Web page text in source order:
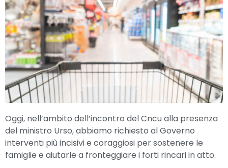
Oggi, nell’ambito dell’incontro del Cncu alla presenza
del ministro Urso, abbiamo richiesto al Governo
interventi più incisivi e coraggiosi per sostenere le
famiglie e aiutarle a fronteggiare i forti rincari in atto.